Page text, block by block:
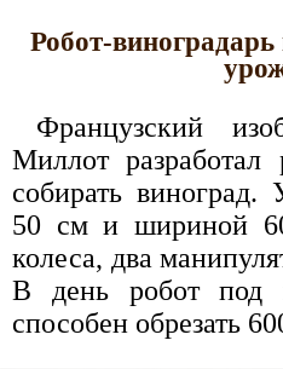
Робот-
Французский
Миллот разработал
собирать виноград.
50 см и шириной
колеса, два
В день робот под
способен обрезать